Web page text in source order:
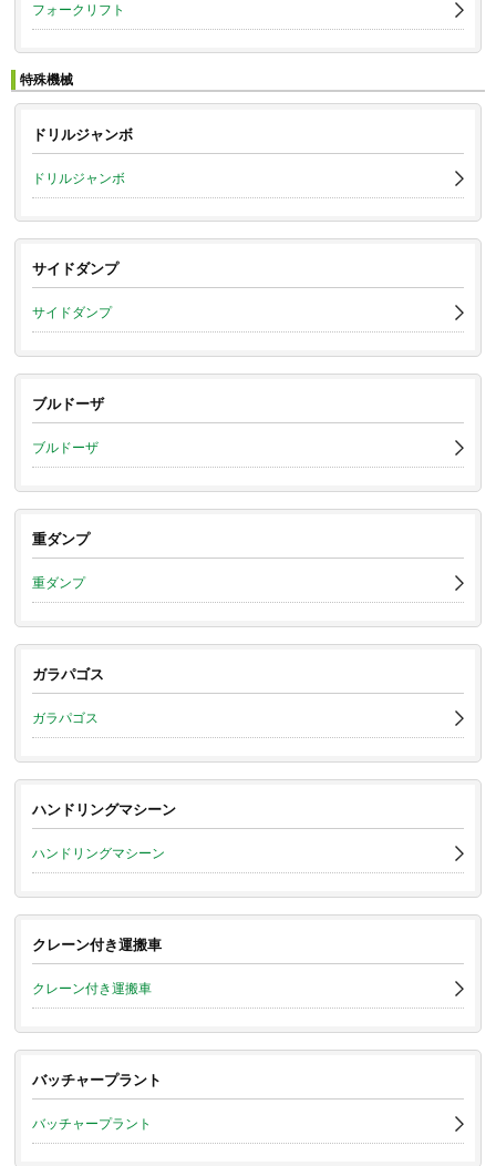
フォークリフト
特殊機械
ドリルジャンボ
ドリルジャンボ
サイドダンプ
サイドダンプ
ブルドーザ
ブルドーザ
重ダンプ
重ダンプ
ガラパゴス
ガラパゴス
ハンドリングマシーン
ハンドリングマシーン
クレーン付き運搬車
クレーン付き運搬車
バッチャープラント
バッチャープラント